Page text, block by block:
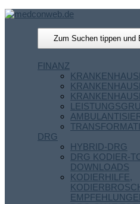
FINANZ
DRG
HYBRID-DRG
DRG KODIER-
DOWNLOADS
KODIERHILFE,